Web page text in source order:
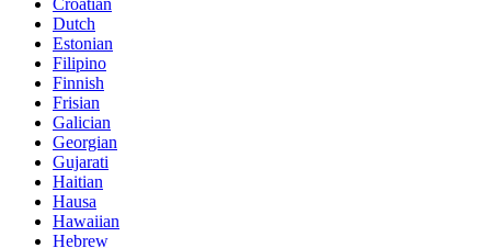
Croatian
Dutch
Estonian
Filipino
Finnish
Frisian
Galician
Georgian
Gujarati
Haitian
Hausa
Hawaiian
Hebrew